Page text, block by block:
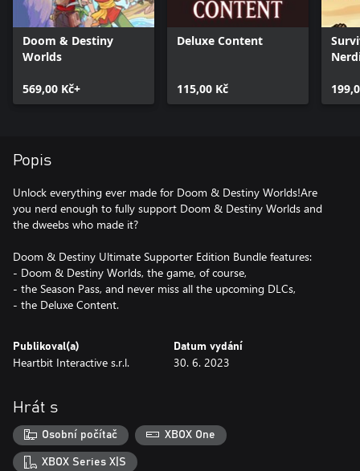
Doom & Destiny
Worlds
569,00 Kč+
Deluxe Content
115,00 Kč
Popis
Unlock everything ever made for Doom & Destiny Worlds!Are
you nerd enough to fully support Doom & Destiny Worlds and
the dweebs who made it?
Doom & Destiny Ultimate Supporter Edition Bundle features:
- Doom & Destiny Worlds, the game, of course,
- the Season Pass, and never miss all the upcoming DLCs,
- the Deluxe Content.
Publikoval(a)
Heartbit Interactive s.r.l.
Datum vydání
30. 6. 2023
Hrát s
Osobní počítač XBOX One
XBOX Series X|S